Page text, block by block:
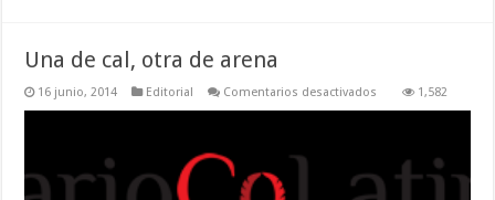
Una de cal, otra de arena
16 junio, 2014 Editorial Comentarios desactivados
arena
1,582